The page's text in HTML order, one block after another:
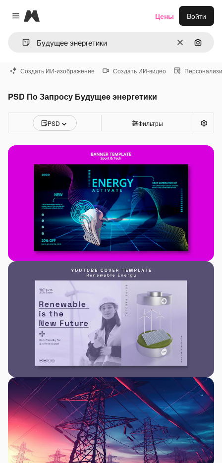
Close menu
Magnific
ОчиститьПоиск
Цены Войти
Создать ИИ-изображение Создать ИИ-видео
PSD По Запросу Будущее энергетики
PSD Фильтры